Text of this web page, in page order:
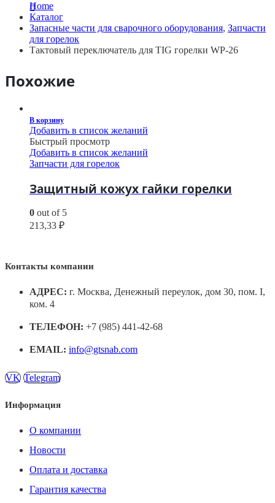
Home
Каталог
Запасные части для сварочного оборудования, Запчасти
для горелок
Тактовый переключатель для TIG горелки WP-26
Похожие
В корзину
Добавить в список желаний
Быстрый просмотр
Добавить в список желаний
Запчасти для горелок
Защитный кожух гайки горелки
0 out of 5
213,33 ₽
Контакты компании
АДРЕС: г. Москва, Денежный переулок, дом 30, пом. I,
ком. 4
ТЕЛЕФОН: +7 (985) 441-42-68
EMAIL: info@gtsnab.com
VK Telegram
Информация
О компании
Новости
Оплата и доставка
Гарантия качества